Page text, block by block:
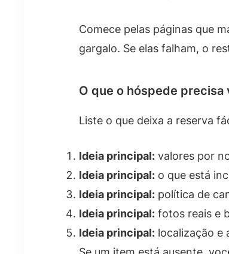
Comece pelas páginas que
gargalo. Se elas falham, o
O que o hóspede precisa
Liste o que deixa a reserva
Ideia principal: valores por
Ideia principal: o que está
Ideia principal: política de
Ideia principal: fotos reais e
Ideia principal: localização e